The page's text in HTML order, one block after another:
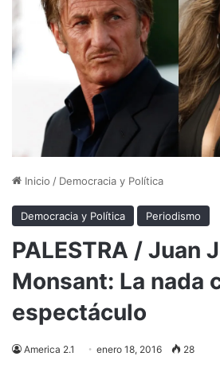
Inicio / Democracia y Política
Democracia y Política Periodismo
PALESTRA / Juan
Monsant: La nada
espectáculo
America 2.1 enero 18, 2016 28